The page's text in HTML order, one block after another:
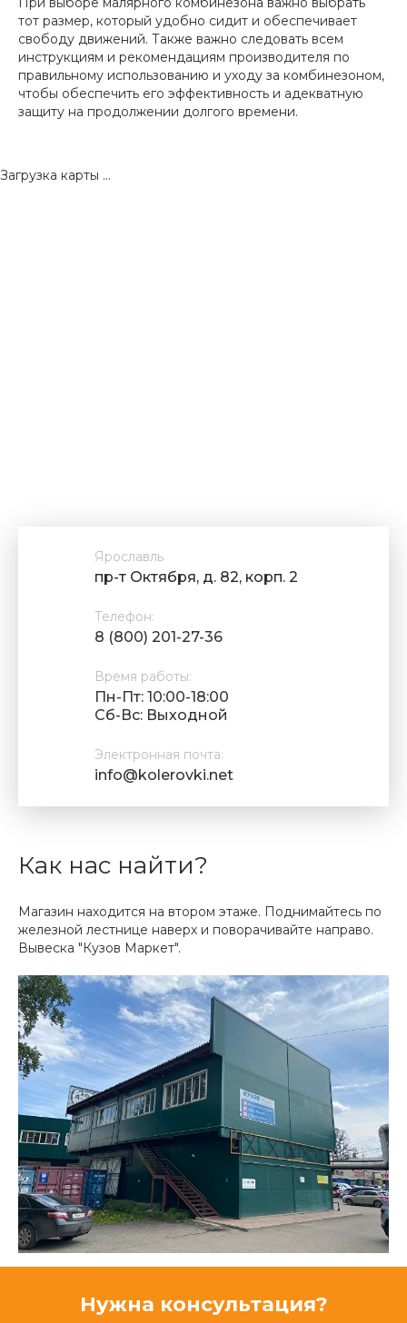
тот размер, который удобно сидит и обеспечивает
свободу движений. Также важно следовать всем
инструкциям и рекомендациям производителя по
правильному использованию и уходу за комбинезоном,
чтобы обеспечить его эффективность и адекватную
защиту на продолжении долгого времени.
Загрузка карты ...
Ярославль
пр-т Октября, д. 82, корп. 2
Телефон:
8 (800) 201-27-36
Время работы:
Пн-Пт: 10:00-18:00
Cб-Вс: Выходной
Электронная почта:
info@kolerovki.net
Как нас найти?
Магазин находится на втором этаже. Поднимайтесь по
железной лестнице наверх и поворачивайте направо.
Вывеска "Кузов Маркет".
Нужна консультация?